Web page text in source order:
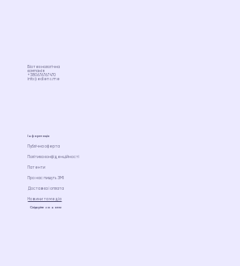
Біотехнологічна
компанія
+380676767470
info@ediens.me
Інформація
Політика конфіденційності
Публічна оферта
Патенти
Про нас пишуть ЗМІ
Доставка і оплата
Новини та медіа
Слідкуйте за нами